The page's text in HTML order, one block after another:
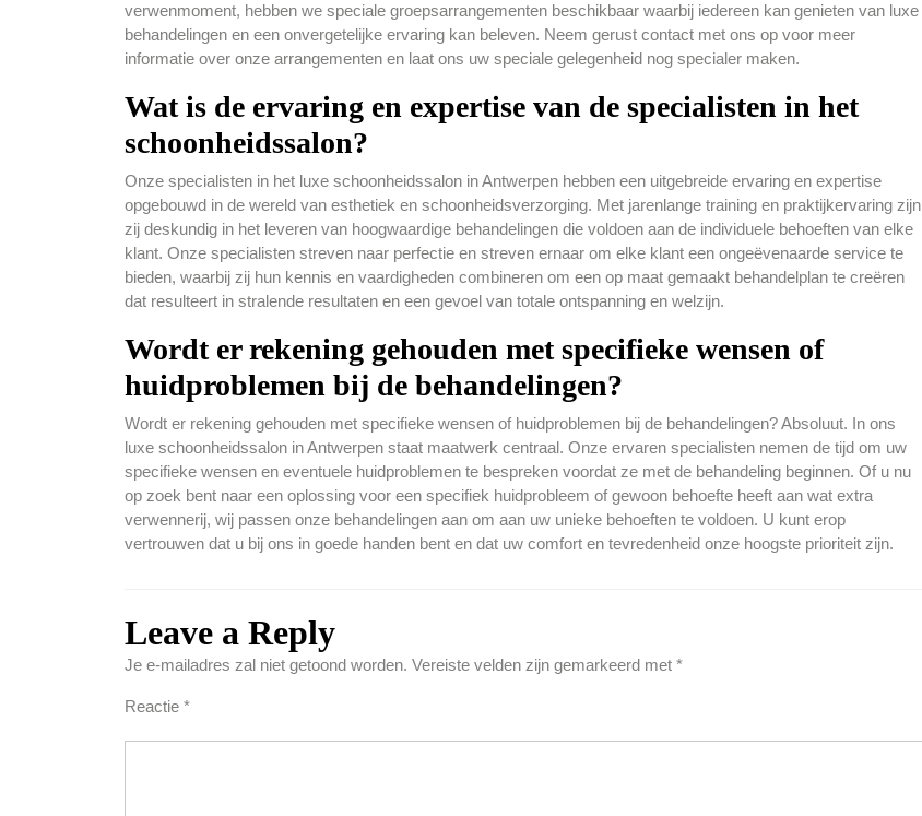
verwenmoment, hebben we speciale groepsarrangementen beschikbaar waarbij iedereen kan genieten van luxe
behandelingen en een onvergetelijke ervaring kan beleven. Neem gerust contact met ons op voor meer
informatie over onze arrangementen en laat ons uw speciale gelegenheid nog specialer maken.
Wat is de ervaring en expertise van de specialisten in het
schoonheidssalon?
Onze specialisten in het luxe schoonheidssalon in Antwerpen hebben een uitgebreide ervaring en expertise
opgebouwd in de wereld van esthetiek en schoonheidsverzorging. Met jarenlange training en praktijkervaring zijn
zij deskundig in het leveren van hoogwaardige behandelingen die voldoen aan de individuele behoeften van elke
klant. Onze specialisten streven naar perfectie en streven ernaar om elke klant een ongeëvenaarde service te
bieden, waarbij zij hun kennis en vaardigheden combineren om een op maat gemaakt behandelplan te creëren
dat resulteert in stralende resultaten en een gevoel van totale ontspanning en welzijn.
Wordt er rekening gehouden met specifieke wensen of
huidproblemen bij de behandelingen?
Wordt er rekening gehouden met specifieke wensen of huidproblemen bij de behandelingen? Absoluut. In ons
luxe schoonheidssalon in Antwerpen staat maatwerk centraal. Onze ervaren specialisten nemen de tijd om uw
specifieke wensen en eventuele huidproblemen te bespreken voordat ze met de behandeling beginnen. Of u nu
op zoek bent naar een oplossing voor een specifiek huidprobleem of gewoon behoefte heeft aan wat extra
verwennerij, wij passen onze behandelingen aan om aan uw unieke behoeften te voldoen. U kunt erop
vertrouwen dat u bij ons in goede handen bent en dat uw comfort en tevredenheid onze hoogste prioriteit zijn.
Leave a Reply
Je e-mailadres zal niet getoond worden. Vereiste velden zijn gemarkeerd met *
Reactie *